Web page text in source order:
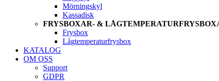
Mörningskyl
Kassadisk
FRYSBOXAR- &
Frysbox
Lågtemperaturfrysbox
KATALOG
OM OSS
Support
GDPR